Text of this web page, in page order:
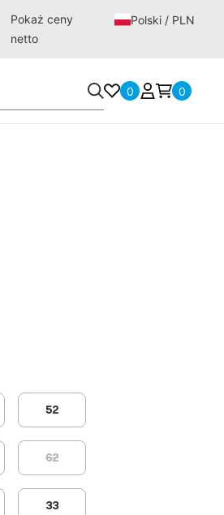
Pokaż ceny
netto
Polski / PLN
0 0
52
62
33